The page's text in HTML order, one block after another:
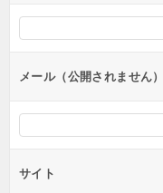
シ
ンメール（公開されません）
サイト